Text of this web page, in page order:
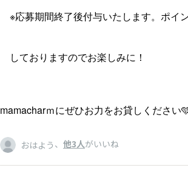
※応募期間終了後付与いたします。ポイ
しておりますのでお楽しみに！
mamacharｍにぜひお力をお貸しください
おはよう 、 他3人がいいね